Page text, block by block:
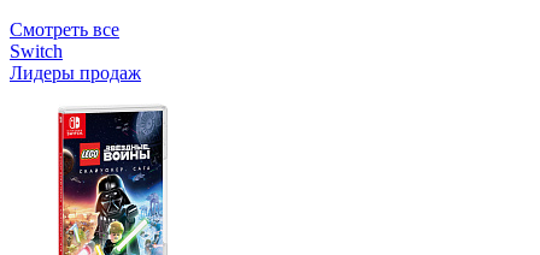
Смотреть все
Switch
Лидеры продаж